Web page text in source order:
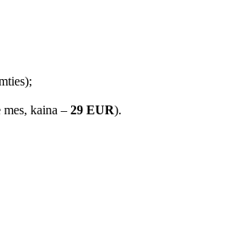
kaina – 29 EUR).